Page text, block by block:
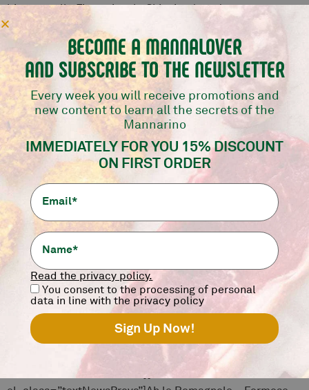
bistecca alla Fiorentina, la Chianina è però una razza
dalle molteplici qualità che si caratterizza per un sapore
intenso […]
The Romagnola breed -
October 2019
[vc_row][vc_column][vc_custom_heading text=”Che
vacca! E’ arrivata la migliore carne Romagnola!”
font_container=”tag:h3|text_align:left|color:%2300582f”
el_class=”titleNewsProva”][vc_column_text
BECOME A MANNALOVER
AND SUBSCRIBE TO THE NEWSLETTER
Every week you will receive promotions and
new content to learn all the secrets of the
Mannarino
IMMEDIATELY FOR YOU 15% DISCOUNT
ON FIRST ORDER
Read the privacy policy.
You consent to the processing of personal
data in line with the privacy policy